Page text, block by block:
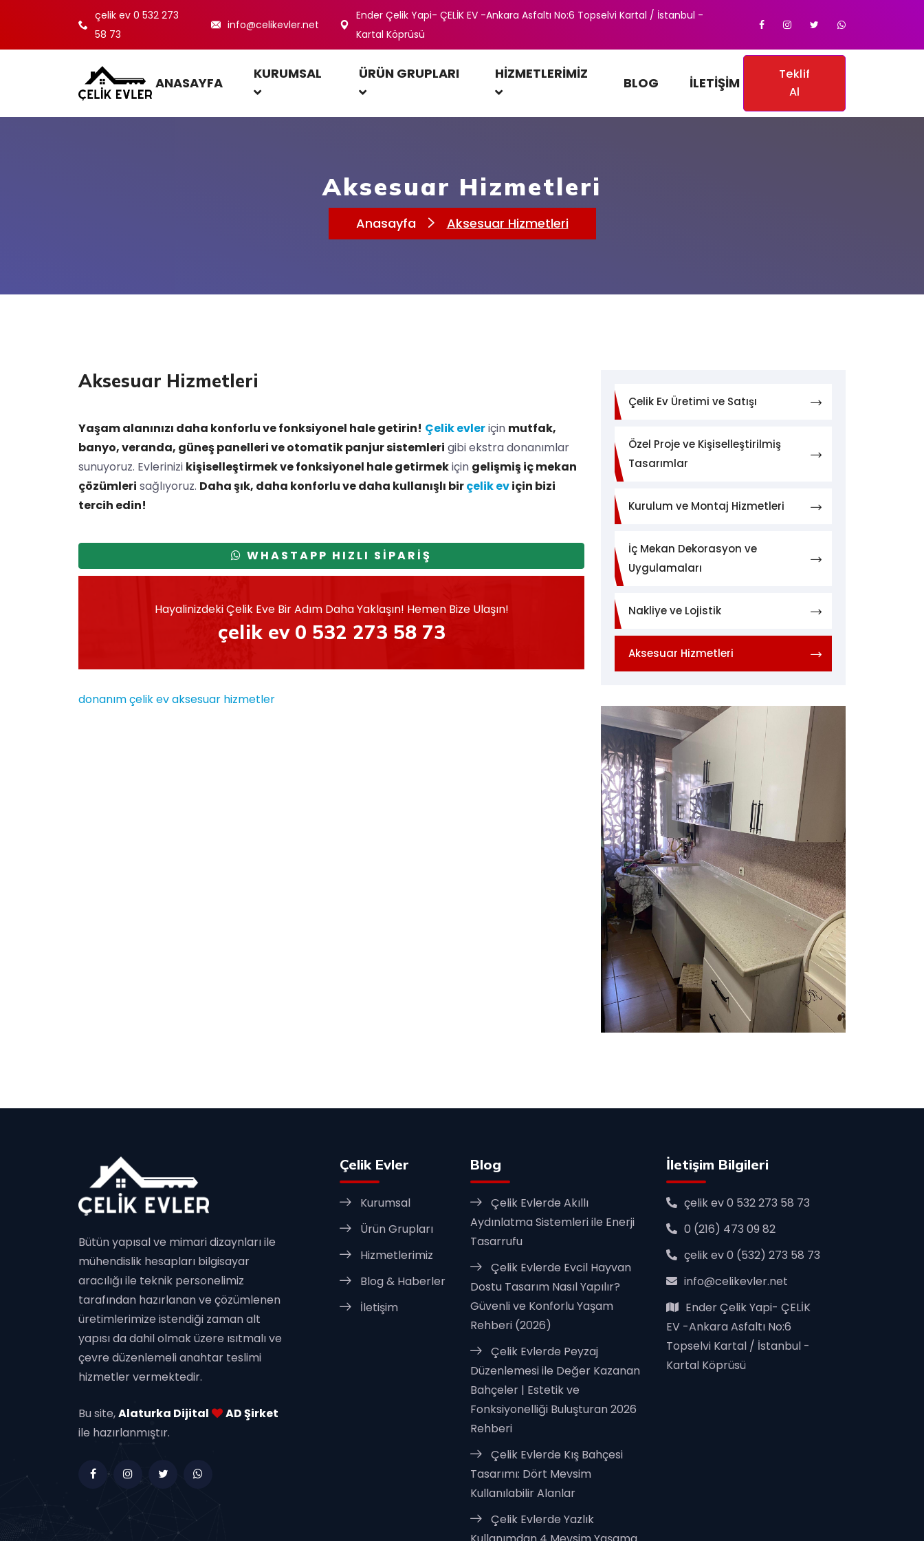
çelik ev 0 532 273
58 73
info@celikevler.net
Ender Çelik Yapi- ÇELİK EV -Ankara Asfaltı No:6 Topselvi Kartal / İstanbul -
Kartal Köprüsü
ANASAYFA
KURUMSAL ÜRÜN GRUPLARI HIZMETLERIMIZ
BLOG İLETIŞIM
Teklif
Al
Aksesuar Hizmetleri
Anasayfa Aksesuar Hizmetleri
Aksesuar Hizmetleri
Yaşam alanınızı daha konforlu ve fonksiyonel hale getirin! Çelik evleriçin mutfak,
banyo, veranda, güneş panelleri ve otomatik panjur sistemleri gibi ekstra donanımlar
sunuyoruz. Evlerinizi kişiselleştirmek ve fonksiyonel hale getirmekiçin gelişmiş iç mekan
çözümleri sağlıyoruz. Daha şık, daha konforlu ve daha kullanışlı birçelik eviçin bizi
tercih edin!
WHASTAPP HIZLI SİPARİŞ
Hayalinizdeki Çelik Eve Bir Adım Daha Yaklaşın! Hemen Bize Ulaşın!
çelik ev 0 532 273 58 73
donanımçelik evaksesuar hizmetler
Çelik Ev Üretimi ve Satışı
Özel Proje ve Kişiselleştirilmiş
Tasarımlar
Kurulum ve Montaj Hizmetleri
İç Mekan Dekorasyon ve
Uygulamaları
Nakliye ve Lojistik
Aksesuar Hizmetleri
Bütün yapısal ve mimari dizaynları ile
mühendislik hesapları bilgisayar
aracılığı ile teknik personelimiz
tarafından hazırlanan ve çözümlenen
üretimlerimize istendiği zaman alt
yapısı da dahil olmak üzere ısıtmalı ve
çevre düzenlemeli anahtar teslimi
hizmetler vermektedir.
Bu site,Alaturka Dijital
AD Şirket
ile hazırlanmıştır.
Çelik Evler
Kurumsal
Ürün Grupları
Hizmetlerimiz
Blog & Haberler
İletişim
Blog
Çelik Evlerde Akıllı
Aydınlatma Sistemleri ile Enerji
Tasarrufu
Çelik Evlerde Evcil Hayvan
Dostu Tasarım Nasıl Yapılır?
Güvenli ve Konforlu Yaşam
Rehberi (2026)
Çelik Evlerde Peyzaj
Düzenlemesi ile Değer Kazanan
Bahçeler | Estetik ve
Fonksiyonelliği Buluşturan 2026
Rehberi
Çelik Evlerde Kış Bahçesi
Tasarımı: Dört Mevsim
Kullanılabilir Alanlar
Çelik Evlerde Yazlık
İletişim Bilgileri
çelik ev 0 532 273 58 73
0 (216) 473 09 82
çelik ev 0 (532) 273 58 73
info@celikevler.net
Ender Çelik Yapi- ÇELİK
EV -Ankara Asfaltı No:6
Topselvi Kartal / İstanbul -
Kartal Köprüsü